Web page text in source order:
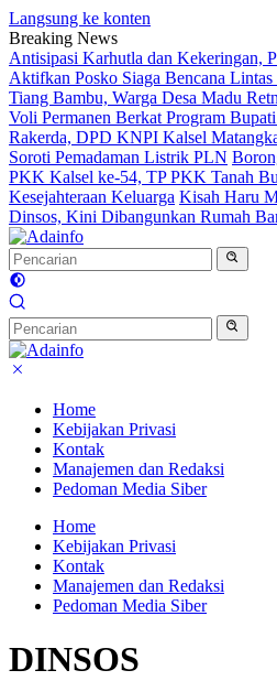
Langsung ke konten
Breaking News
Antisipasi Karhutla dan Kekeringan,
Aktifkan Posko Siaga Bencana Lintas
Tiang Bambu, Warga Desa Madu
Voli Permanen Berkat Program
Rakerda, DPD KNPI Kalsel
Soroti Pemadaman Listrik PLN
PKK Kalsel ke-54, TP PKK Tanah
Kesejahteraan Keluarga Kisah Haru
Dinsos, Kini Dibangunkan Rumah
Home
Kebijakan Privasi
Kontak
Manajemen dan Redaksi
Pedoman Media Siber
Home
Kebijakan Privasi
Kontak
Manajemen dan Redaksi
Pedoman Media Siber
DINSOS